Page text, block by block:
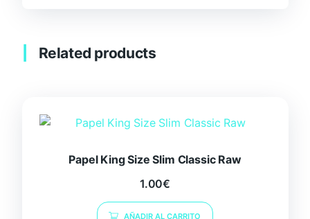
Related products
Papel King Size Slim Classic Raw
1.00€
AÑADIR AL CARRITO